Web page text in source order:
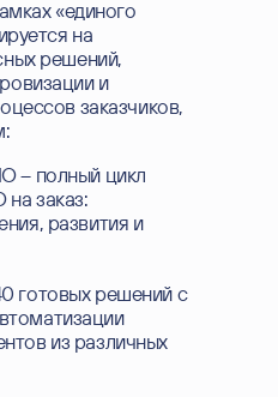
«единого
на
решений,
и
заказчиков,
– полный цикл
на заказ:
развития и
готовых решений с
из различных